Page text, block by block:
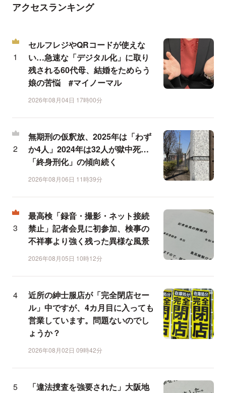
アクセスランキング
セルフレジやQRコードが使えな
い…急速な「デジタル化」に取り
残される60代母、結婚をためらう
娘の苦悩 #マイノーマル
2026年08月04日 17時00分
無期刑の仮釈放、2025年は「わず
か4人」2024年は32人が獄中死…
「終身刑化」の傾向続く
2026年08月06日 11時39分
最高検「録音・撮影・ネット接続
禁止」記者会見に初参加、検事の
不祥事より強く残った異様な風景
2026年08月05日 10時12分
近所の紳士服店が「完全閉店セー
ル」中ですが、4カ月目に入っても
営業しています。問題ないのでし
ょうか？
2026年08月02日 09時42分
「違法捜査を強要された」大阪地